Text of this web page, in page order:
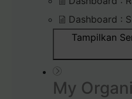
Dashboard :
Tampilkan
My